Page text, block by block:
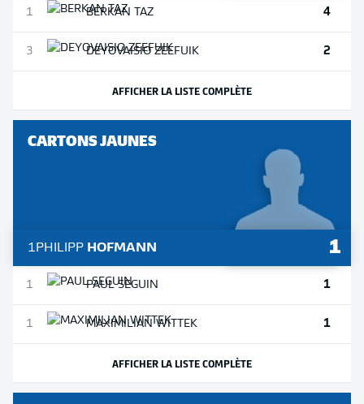
1 BERKAN TAZ 4
3 DEYOVAISIOZEEFUIK 2
AFFICHER LA LISTE COMPLÈTE
CARTONS JAUNES
1PHILIPP HOFMANN 1
1 PAULSEGUIN 1
1 MAXIMILIAN WITTEK 1
AFFICHER LA LISTE COMPLÈTE